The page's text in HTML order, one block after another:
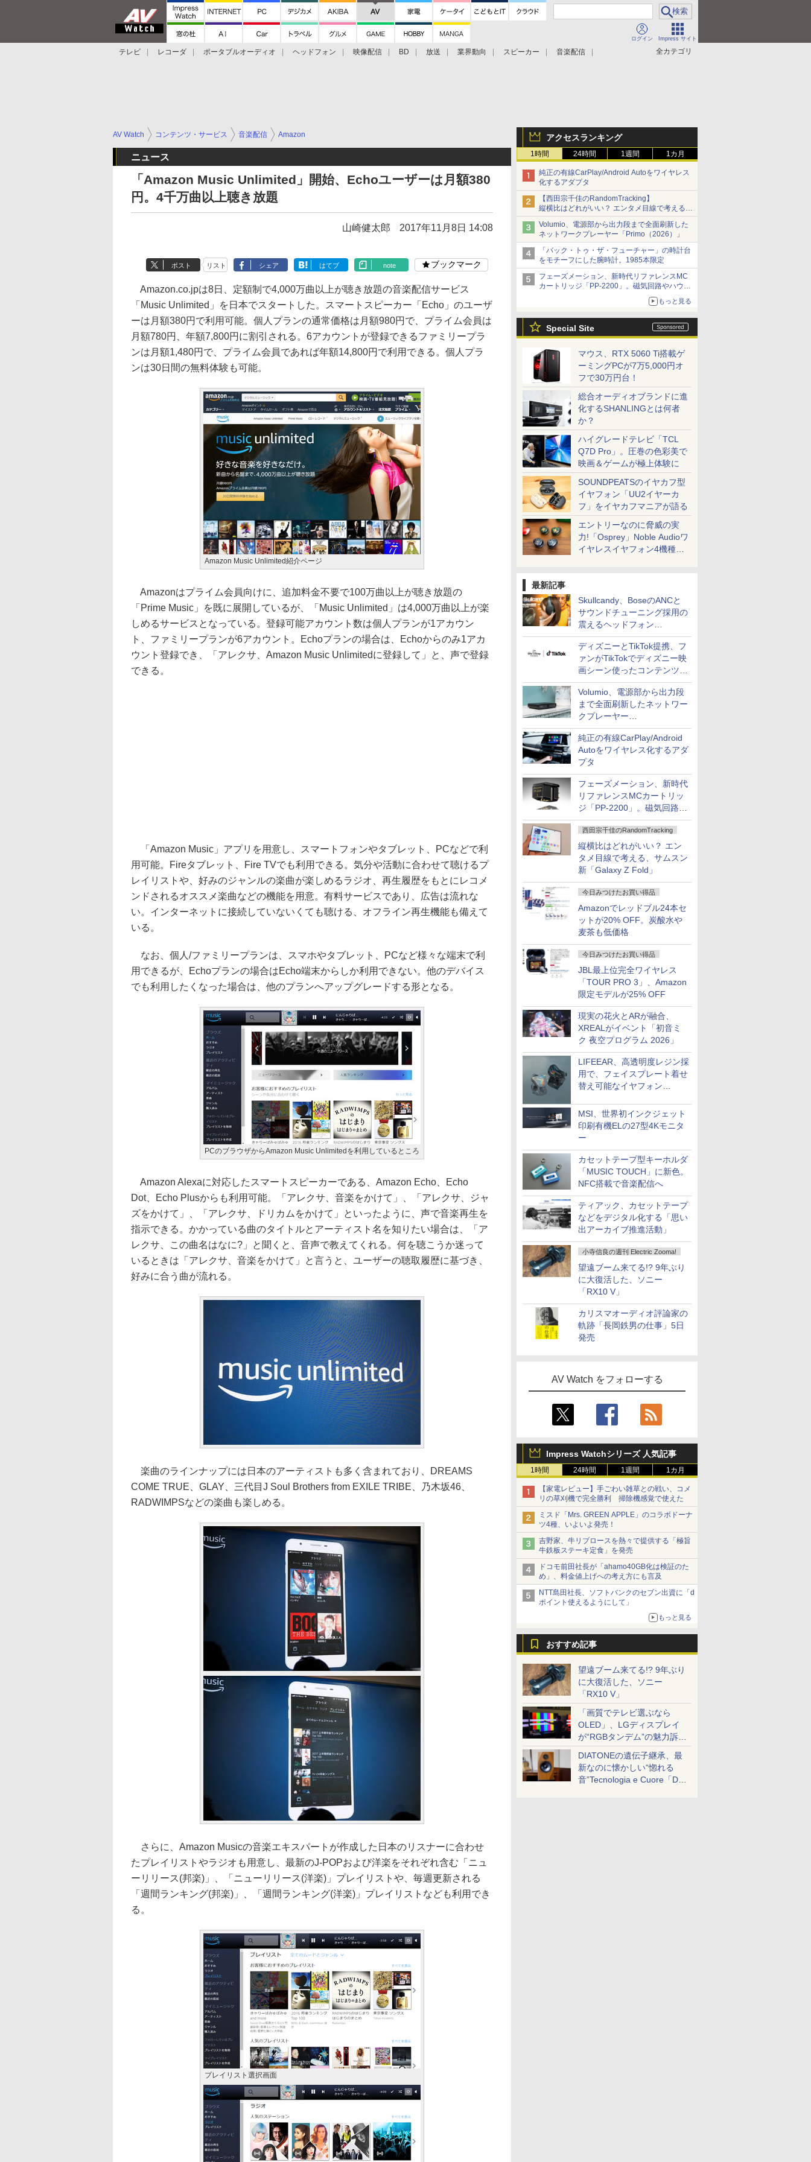
ログイン Impress サイト
全カテゴリ
テレビ レコーダ ポータブルオーディオ ヘッドフォン 映像配信 BD 放送 業界動向 スピーカー
音楽配信
アクセスランキング
1時間 24時間 1週間 1カ月
純正の有線CarPlay/Android Autoをワイヤレス
化するアダプタ
【西田宗千佳のRandomTracking】
縦横比はどれがいい？ エンタメ目線で考える、
サムスン新「Galaxy Z Fold」
Volumio、電源部から出力段まで全面刷新した
ネットワークプレーヤー「Primo（2026）」
「バック・トゥ・ザ・フューチャー」の時計台
をモチーフにした腕時計。1985本限定
フェーズメーション、新時代リファレンスMC
カートリッジ「PP-2200」。磁気回路やハウジ
もっと見る
Special Site
マウス、RTX 5060 Ti搭載ゲ
ーミングPCが7万5,000円オ
フで30万円台！
総合オーディオブランドに進
化するSHANLINGとは何者
か？
ハイグレードテレビ「TCL
Q7D Pro」。圧巻の色彩美で
映画＆ゲームが極上体験に
SOUNDPEATSのイヤカフ型
イヤフォン「UU2イヤーカ
フ」をイヤカフマニアが語る
エントリーなのに脅威の実
力!「Osprey」Noble Audioワ
イヤレスイヤフォン4機種を
最新記事
Skullcandy、BoseのANCと
サウンドチューニング採用の
震えるヘッドフォン
「Crusher 1080 ANC」
ディズニーとTikTok提携、フ
ァンがTikTokでディズニー映
画シーン使ったコンテンツ制
作、Disney+にも配信
Volumio、電源部から出力段
まで全面刷新したネットワー
クプレーヤー
「Primo（2026）」
純正の有線CarPlay/Android
Autoをワイヤレス化するアダ
プタ
フェーズメーション、新時代
リファレンスMCカートリッ
ジ「PP-2200」。磁気回路や
ハウジングを根本から見直し
西田宗千佳のRandomTracking
縦横比はどれがいい？ エン
タメ目線で考える、サムスン
新「Galaxy Z Fold」
今日みつけたお買い得品
Amazonでレッドブル24本セ
ットが20% OFF。炭酸水や
麦茶も低価格
今日みつけたお買い得品
JBL最上位完全ワイヤレス
「TOUR PRO 3」、Amazon
限定モデルが25% OFF
現実の花火とARが融合、
XREALがイベント「初音ミ
ク 夜空プログラム 2026」
LIFEEAR、高透明度レジン採
用で、フェイスプレート着せ
替え可能なイヤフォン
MSI、世界初インクジェット
印刷有機ELの27型4Kモニタ
ー
カセットテープ型キーホルダ
「MUSIC TOUCH」に新色。
NFC搭載で音楽配信へ
ティアック、カセットテープ
などをデジタル化する「思い
出アーカイブ推進活動」
小寺信良の週刊 Electric Zooma!
望遠ブーム来てる!? 9年ぶり
に大復活した、ソニー
「RX10 V」
カリスマオーディオ評論家の
軌跡「長岡鉄男の仕事」5日
発売
AV Watch をフォローする
Impress Watchシリーズ 人気記事
1時間 24時間 1週間 1カ月
【家電レビュー】手ごわい雑草との戦い、コメ
リの草刈機で完全勝利 掃除機感覚で使えた
ミスド「Mrs. GREEN APPLE」のコラボドーナ
ツ4種、いよいよ発売！
吉野家、牛リブロースを熱々で提供する「極旨
牛鉄板ステーキ定食」を発売
ドコモ前田社長が「ahamo40GB化は検証のた
め」、料金値上げへの考え方にも言及
NTT島田社長、ソフトバンクのセブン出資に「d
ポイント使えるようにして」
もっと見る
おすすめ記事
望遠ブーム来てる!? 9年ぶり
に大復活した、ソニー
「RX10 V」
「画質でテレビ選ぶなら
OLED」、LGディスプレイ
が“RGBタンデム”の魅力訴
求。液晶とのガチ比較も
DIATONEの遺伝子継承、最
新なのに懐かしい“惚れる
音”Tecnologia e Cuore「DS-
AV Watch コンテンツ・サービス 音楽配信 Amazon
ニュース
「Amazon Music Unlimited」開始、Echoユーザーは月額380
円。4千万曲以上聴き放題
山崎健太郎 2017年11月8日 14:08
ポスト リスト シェア はてブ note ブックマーク
Amazon.co.jpは8日、定額制で4,000万曲以上が聴き放題の音楽配信サービス
「Music Unlimited」を日本でスタートした。スマートスピーカー「Echo」のユーザ
ーは月額380円で利用可能。個人プランの通常価格は月額980円で、プライム会員は
月額780円、年額7,800円に割引される。6アカウントが登録できるファミリープラ
ンは月額1,480円で、プライム会員であれば年額14,800円で利用できる。個人プラ
ンは30日間の無料体験も可能。
Amazon Music Unlimited紹介ページ
Amazonはプライム会員向けに、追加料金不要で100万曲以上が聴き放題の
「Prime Music」を既に展開しているが、「Music Unlimited」は4,000万曲以上が楽
しめるサービスとなっている。登録可能アカウント数は個人プランが1アカウン
ト、ファミリープランが6アカウント。Echoプランの場合は、Echoからのみ1アカ
ウント登録でき、「アレクサ、Amazon Music Unlimitedに登録して」と、声で登録
できる。
「Amazon Music」アプリを用意し、スマートフォンやタブレット、PCなどで利
用可能。Fireタブレット、Fire TVでも利用できる。気分や活動に合わせて聴けるプ
レイリストや、好みのジャンルの楽曲が楽しめるラジオ、再生履歴をもとにレコメ
ンドされるオススメ楽曲などの機能を用意。有料サービスであり、広告は流れな
い。インターネットに接続していないくても聴ける、オフライン再生機能も備えて
いる。
なお、個人/ファミリープランは、スマホやタブレット、PCなど様々な端末で利
用できるが、Echoプランの場合はEcho端末からしか利用できない。他のデバイス
でも利用したくなった場合は、他のプランへアップグレードする形となる。
PCのブラウザからAmazon Music Unlimitedを利用しているところ
Amazon Alexaに対応したスマートスピーカーである、Amazon Echo、Echo
Dot、Echo Plusからも利用可能。「アレクサ、音楽をかけて」、「アレクサ、ジャ
ズをかけて」、「アレクサ、ドリカムをかけて」といったように、声で音楽再生を
指示できる。かかっている曲のタイトルとアーティスト名を知りたい場合は、「ア
レクサ、この曲名はなに?」と聞くと、音声で教えてくれる。何を聴こうか迷って
いるときは「アレクサ、音楽をかけて」と言うと、ユーザーの聴取履歴に基づき、
好みに合う曲が流れる。
楽曲のラインナップには日本のアーティストも多く含まれており、DREAMS
COME TRUE、GLAY、三代目J Soul Brothers from EXILE TRIBE、乃木坂46、
RADWIMPSなどの楽曲も楽しめる。
さらに、Amazon Musicの音楽エキスパートが作成した日本のリスナーに合わせ
たプレイリストやラジオも用意し、最新のJ-POPおよび洋楽をそれぞれ含む「ニュ
ーリリース(邦楽)」、「ニューリリース(洋楽)」プレイリストや、毎週更新される
「週間ランキング(邦楽)」、「週間ランキング(洋楽)」プレイリストなども利用でき
る。
プレイリスト選択画面